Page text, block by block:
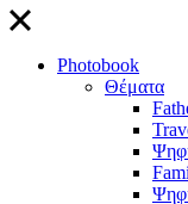
close
Photobook
Θέματα